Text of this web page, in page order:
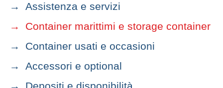
Assistenza e servizi
Container marittimi e storage container
Container usati e occasioni
Accessori e optional